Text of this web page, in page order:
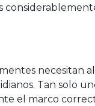
necesitan
Tan solo
el marco